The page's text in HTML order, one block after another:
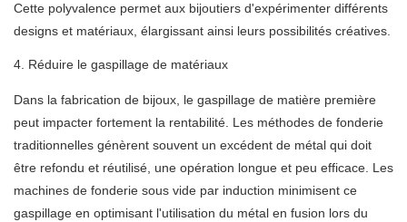
Cette polyvalence permet aux bijoutiers d'expérimenter différents
designs et matériaux, élargissant ainsi leurs possibilités créatives.
4. Réduire le gaspillage de matériaux
Dans la fabrication de bijoux, le gaspillage de matière première
peut impacter fortement la rentabilité. Les méthodes de fonderie
traditionnelles génèrent souvent un excédent de métal qui doit
être refondu et réutilisé, une opération longue et peu efficace. Les
machines de fonderie sous vide par induction minimisent ce
gaspillage en optimisant l'utilisation du métal en fusion lors du